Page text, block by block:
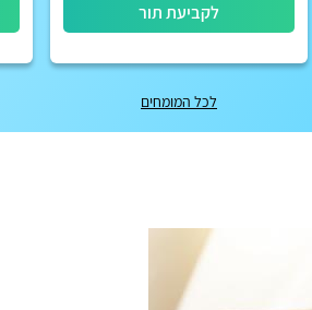
לקביעת תור
לכל המומחים